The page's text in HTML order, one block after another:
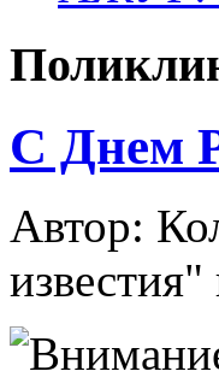
C Днем
Автор: